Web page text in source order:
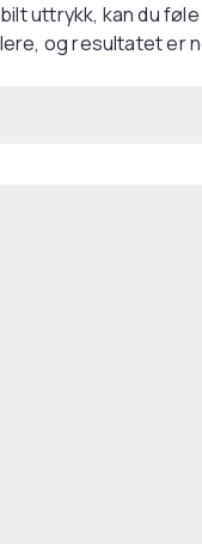
uttrykk, kan du
og resultatet er